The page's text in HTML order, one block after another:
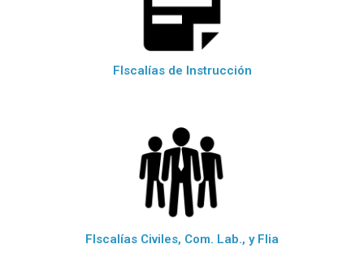
FIscalías de Instrucción
FIscalías Civiles, Com. Lab., y Flia